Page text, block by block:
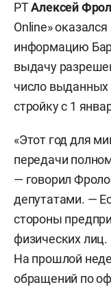
РТАлексей
Online»
информацию
выдачу
число
стройку с 1
«Этот год для
передачи
— говорил
депутатами. —
стороны
физических
На прошлой
обращений по